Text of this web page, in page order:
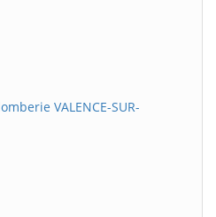
VALENCE-SUR-